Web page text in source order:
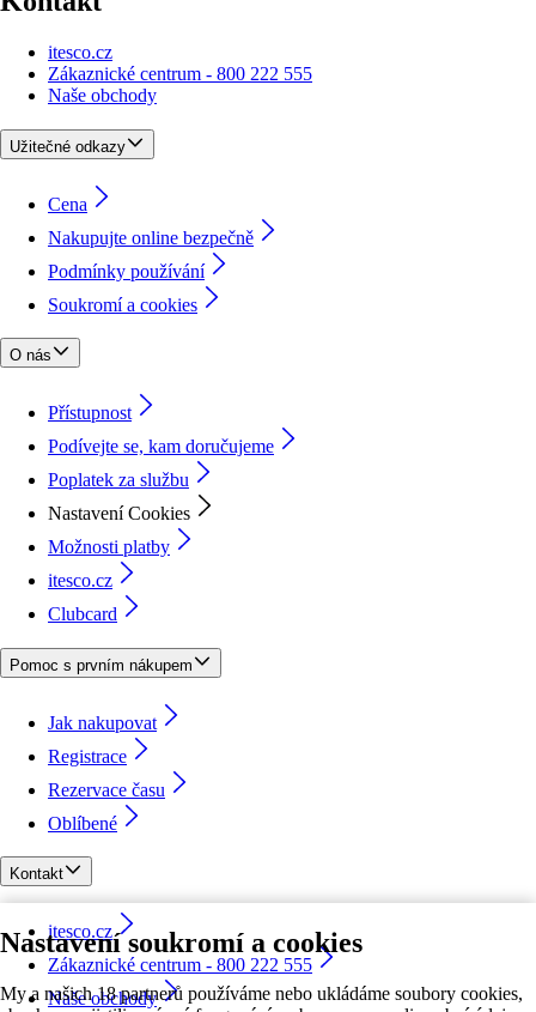
Nastavení soukromí a cookies
My a našich 18 partnerů používáme nebo ukládáme soubory cookies,
itesco.cz
Zákaznické centrum - 800 222 555
Naše obchody
Užitečné odkazy
Cena
Nakupujte online bezpečně
Podmínky používání
Soukromí a cookies
O nás
Přístupnost
Podívejte se, kam doručujeme
Poplatek za službu
Nastavení Cookies
Možnosti platby
itesco.cz
Clubcard
Pomoc s prvním nákupem
Jak nakupovat
Registrace
Rezervace času
Oblíbené
Kontakt
itesco.cz
Zákaznické centrum - 800 222 555
Naše obchody